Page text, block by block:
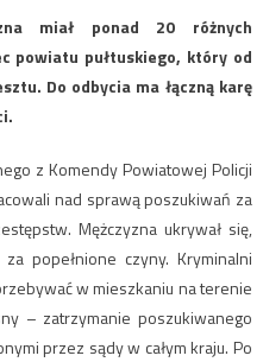
miał ponad 20 różnych
powiatu pułtuskiego, który od
Do odbycia ma łączną karę
z Komendy Powiatowej Policji
nad sprawą poszukiwań za
Mężczyzna ukrywał się,
popełnione czyny. Kryminalni
w mieszkaniu na terenie
– zatrzymanie poszukiwanego
przez sądy w całym kraju. Po